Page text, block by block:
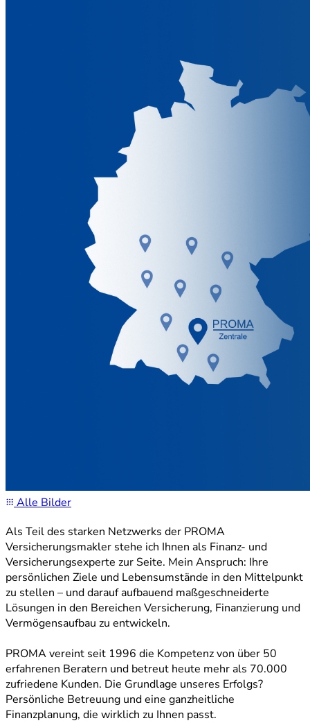
Alle Bilder
Als Teil des starken Netzwerks der PROMA
Versicherungsmakler stehe ich Ihnen als Finanz- und
Versicherungsexperte zur Seite. Mein Anspruch: Ihre
persönlichen Ziele und Lebensumstände in den Mittelpunkt
zu stellen – und darauf aufbauend maßgeschneiderte
Lösungen in den Bereichen Versicherung, Finanzierung und
Vermögensaufbau zu entwickeln.
PROMA vereint seit 1996 die Kompetenz von über 50
erfahrenen Beratern und betreut heute mehr als 70.000
zufriedene Kunden. Die Grundlage unseres Erfolgs?
Persönliche Betreuung und eine ganzheitliche
Finanzplanung, die wirklich zu Ihnen passt.